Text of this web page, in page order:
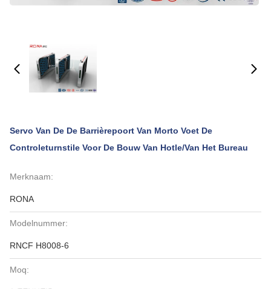
Servo Van De De Barrièrepoort Van Morto Voet De
Controleturnstile Voor De Bouw Van Hotle/van Het Bureau
Merknaam:
RONA
Modelnummer:
RNCF H8008-6
Moq: